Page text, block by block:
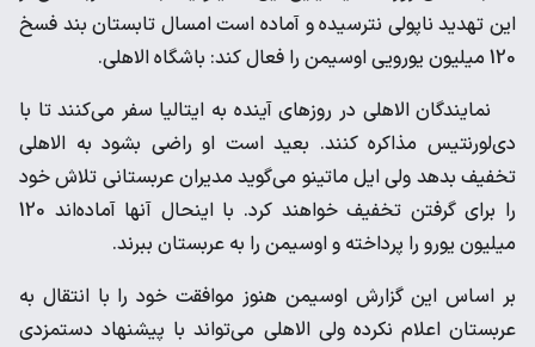
این ‌تهدید ناپولی نترسیده و آماده است امسال تابستان بند فسخ
120 ‌میلیون یورویی اوسیمن را فعال کند: باشگاه الاهلی. ‌
نمایندگان الاهلی در روزهای آینده به ایتالیا سفر می‌کنند تا با
‌دی‌لورنتیس مذاکره کنند. بعید است او راضی بشود به الاهلی
‌تخفیف بدهد ولی ایل ماتینو می‌گوید مدیران عربستانی تلاش خود
را ‌برای گرفتن تخفیف خواهند کرد. با اینحال آنها آماده‌اند 120
میلیون ‌یورو را پرداخته و اوسیمن را به عربستان ببرند. ‌
بر اساس این گزارش اوسیمن هنوز موافقت خود را با انتقال به
‌عربستان اعلام نکرده ولی الاهلی می‌تواند با پیشنهاد دستمزدی